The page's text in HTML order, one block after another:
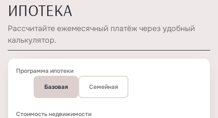
ИПОТЕКА
Рассчитайте ежемесячный платёж через удобный
калькулятор.
Программа ипотеки
Базовая Семейная
Стоимость недвижимости